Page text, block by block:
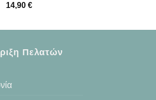
14,90€
Πελατών